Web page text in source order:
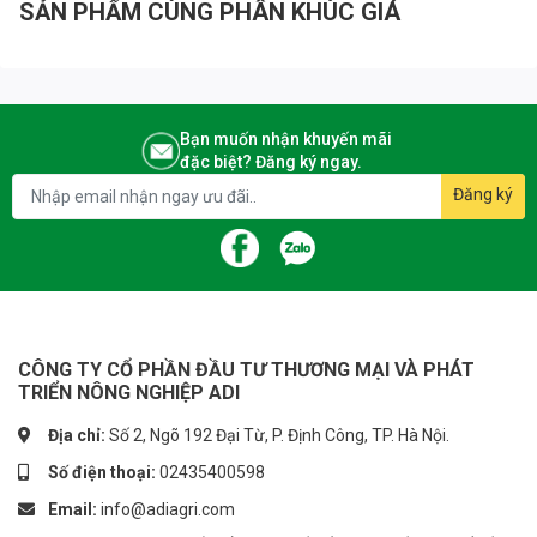
- Không nguy hiểm khi tiếp xúc
#phanbonla #phanbonlasinhhoc #phanbon
#phanbonlasunroot #Sunroot#sunroot (B,Mo)#phanbonsunroot
-------------------------
CÔNG TY CP ĐẦU TƯ TM & PT NÔNG NGHIỆP ADI
👉 Tham khảo sản phẩm: http://nongnghiepadi.vn/
🌏 Website: https://adiagri.com/
🌏 Youtube: https://www.youtube.com/adiagri09
🏡 Địa chỉ: 53 F3 Khu Đô Thị Đại Kim - Quận Hoàng Mai - TP. Hà Nội
SẢN PHẨM CÙNG PHÂN KHÚC GIÁ
Bạn muốn nhận khuyến mãi
đặc biệt? Đăng ký ngay.
Đăng ký
CÔNG TY CỔ PHẦN ĐẦU TƯ THƯƠNG MẠI VÀ PHÁT
TRIỂN NÔNG NGHIỆP ADI
Địa chỉ: Số 2, Ngõ 192 Đại Từ, P. Định Công, TP. Hà Nội.
Số điện thoại: 02435400598
Email: info@adiagri.com